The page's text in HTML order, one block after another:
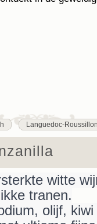
Languedoc-
witte
tranen.
olijf,